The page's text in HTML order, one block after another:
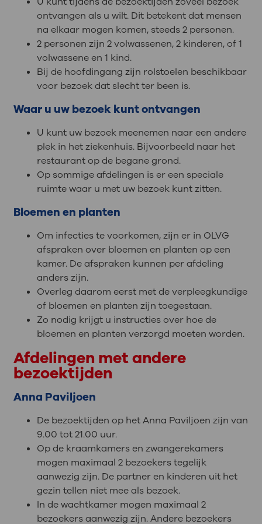
ontvangen als u wilt. Dit betekent dat mensen
na elkaar mogen komen, steeds 2 personen.
2 personen zijn 2 volwassenen, 2 kinderen, of 1
volwassene en 1 kind.
Bij de hoofdingang zijn rolstoelen beschikbaar
voor bezoek dat slecht ter been is.
Waar u uw bezoek kunt ontvangen
U kunt uw bezoek meenemen naar een andere
plek in het ziekenhuis. Bijvoorbeeld naar het
restaurant op de begane grond.
Op sommige afdelingen is er een speciale
ruimte waar u met uw bezoek kunt zitten.
Bloemen en planten
Om infecties te voorkomen, zijn er in OLVG
afspraken over bloemen en planten op een
kamer. De afspraken kunnen per afdeling
anders zijn.
Overleg daarom eerst met de verpleegkundige
of bloemen en planten zijn toegestaan.
Zo nodig krijgt u instructies over hoe de
bloemen en planten verzorgd moeten worden.
Afdelingen met andere
bezoektijden
Anna Paviljoen
De bezoektijden op het Anna Paviljoen zijn van
9.00 tot 21.00 uur.
Op de kraamkamers en zwangerekamers
mogen maximaal 2 bezoekers tegelijk
aanwezig zijn. De partner en kinderen uit het
gezin tellen niet mee als bezoek.
In de wachtkamer mogen maximaal 2
bezoekers aanwezig zijn. Andere bezoekers